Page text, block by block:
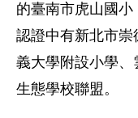
的臺南市虎山國
認證中有新北市
義大學附設小學
生態學校聯盟。